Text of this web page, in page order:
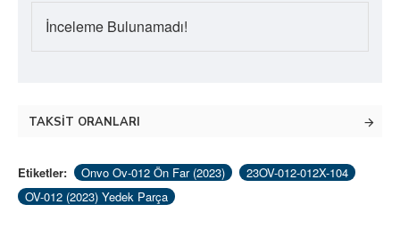
İnceleme Bulunamadı!
TAKSIT ORANLARI
Etiketler: Onvo Ov-012 Ön Far (2023)
23OV-012-012X-104
OV-012 (2023) Yedek Parça